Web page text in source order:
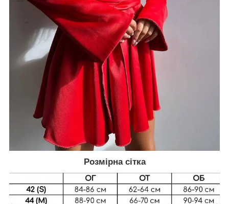
Розмірна сітка